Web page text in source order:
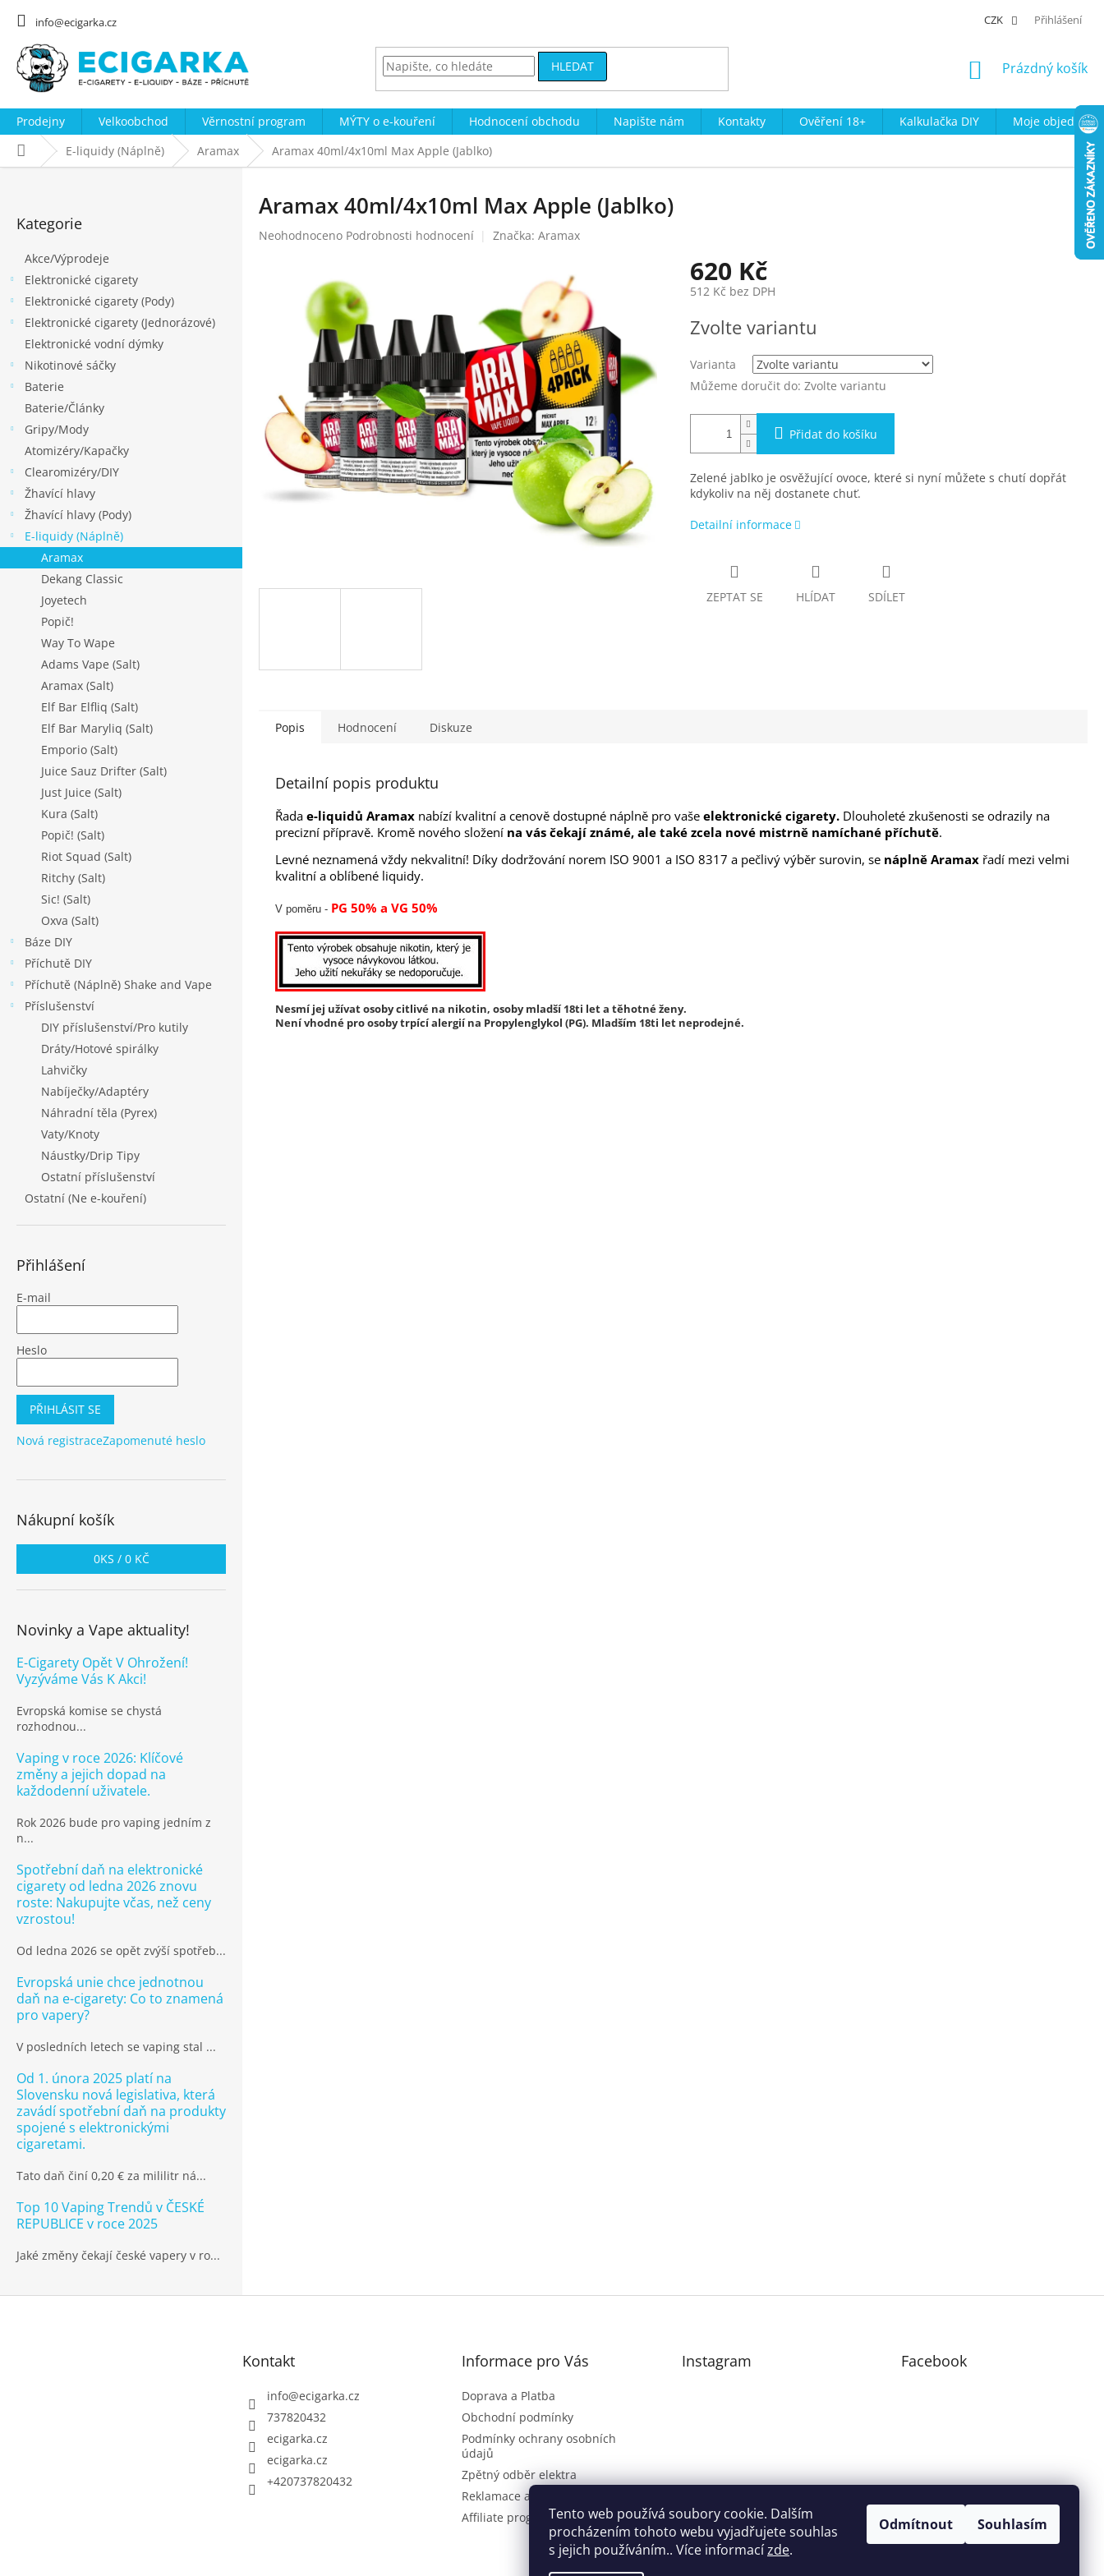
Tento web používá soubory cookie. Dalším
procházením tohoto webu vyjadřujete souhlas
s jejich používáním.. Více informacízde.
Odmítnout Souhlasím
info@ecigarka.cz CZK Přihlášení
HLEDAT
NÁKUPNÍ
Prázdný košík
Prodejny Velkoobchod Věrnostní program MÝTY o e-kouření Hodnocení obchodu Napište nám Kontakty Ověření 18+ Kalkulačka DIY
Moje
Domů E-liquidy (Náplně) Aramax Aramax 40ml/4x10ml Max Apple (Jablko)
kategorie
Kategorie
Akce/Výprodeje
Elektronické cigarety
Elektronické cigarety (Pody)
Elektronické cigarety (Jednorázové)
Elektronické vodní dýmky
Nikotinové sáčky
Baterie
Baterie/Články
Gripy/Mody
Atomizéry/Kapačky
Clearomizéry/DIY
Žhavící hlavy
Žhavící hlavy (Pody)
E-liquidy (Náplně)
Aramax
Dekang Classic
Joyetech
Popič!
Way To Wape
Adams Vape (Salt)
Aramax (Salt)
Elf Bar Elfliq (Salt)
Elf Bar Maryliq (Salt)
Emporio (Salt)
Juice Sauz Drifter (Salt)
Just Juice (Salt)
Kura (Salt)
Popič! (Salt)
Riot Squad (Salt)
Ritchy (Salt)
Sic! (Salt)
Oxva (Salt)
Báze DIY
Příchutě DIY
Příchutě (Náplně) Shake and Vape
Příslušenství
DIY příslušenství/Pro kutily
Dráty/Hotové spirálky
Lahvičky
Nabíječky/Adaptéry
Náhradní těla (Pyrex)
Vaty/Knoty
Náustky/Drip Tipy
Ostatní příslušenství
Ostatní (Ne e-kouření)
Přihlášení
E-mail
Heslo
PŘIHLÁSIT SE
Nová registraceZapomenuté heslo
Nákupní košík
0KS / 0 KČ
Novinky a Vape aktuality!
E-Cigarety Opět V Ohrožení!
Vyzýváme Vás K Akci!
Evropská komise se chystá
rozhodnou...
Vaping v roce 2026: Klíčové
změny a jejich dopad na
každodenní uživatele.
Rok 2026 bude pro vaping jedním z
n...
Spotřební daň na elektronické
cigarety od ledna 2026 znovu
roste: Nakupujte včas, než ceny
vzrostou!
Od ledna 2026 se opět zvýší spotřeb...
Evropská unie chce jednotnou
daň na e-cigarety: Co to znamená
pro vapery?
V posledních letech se vaping stal ...
Od 1. února 2025 platí na
Slovensku nová legislativa, která
zavádí spotřební daň na produkty
spojené s elektronickými
cigaretami.
Tato daň činí 0,20 € za mililitr ná...
Top 10 Vaping Trendů v ČESKÉ
REPUBLICE v roce 2025
Jaké změny čekají české vapery v ro...
Aramax 40ml/4x10ml Max Apple (Jablko)
Průměrné
Neohodnoceno Podrobnosti hodnocení Značka: Aramax
620 Kč
512 Kč bez DPH
cena:
Zvolte variantu
Varianta
Můžeme doručit do: Zvolte variantu
Přidat do košíku
Zelené jablko je osvěžující ovoce, které si nyní můžete s chutí dopřát
kdykoliv na něj dostanete chuť.
Detailní informace
ZEPTAT SE HLÍDAT SDÍLET
Popis Hodnocení Diskuze
Detailní popis produktu
Řada e-liquidů Aramax nabízí kvalitní a cenově dostupné náplně pro vaše elektronické cigarety. Dlouholeté zkušenosti se odrazily na
precizní přípravě. Kromě nového složení na vás čekají známé, ale také zcela nové mistrně namíchané příchutě.
Levné neznamená vždy nekvalitní! Díky dodržování norem ISO 9001 a ISO 8317 a pečlivý výběr surovin, se náplně Aramax řadí mezi velmi
kvalitní a oblíbené liquidy.
V poměru - PG 50% a VG 50%
Nesmí jej užívat osoby citlivé na nikotin, osoby mladší 18ti let a těhotné ženy.
Není vhodné pro osoby trpící alergií na Propylenglykol (PG). Mladším 18ti let neprodejné.
Kontakt
info@ecigarka.cz
737820432
ecigarka.cz
ecigarka.cz
+420737820432
Informace pro Vás
Doprava a Platba
Obchodní podmínky
Podmínky ochrany osobních
údajů
Zpětný odběr elektra
Reklamace a vrácení zboží
Affiliate program
Instagram Facebook